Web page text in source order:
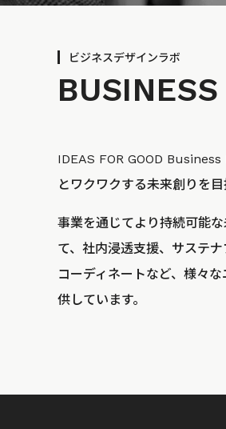
ビジネスデザインラボ
BUSINESS
IDEAS FOR GOOD
とワクワクする未来創りを
事業を通じてより持続可能
て、社内浸透支援、サステ
コーディネートなど、様々
供しています。